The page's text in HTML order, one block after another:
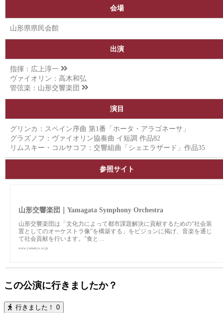
会場
山形県県民会館
出演
指揮： 広上淳一
ヴァイオリン：高木和弘
管弦楽： 山形交響楽団
演目
グリンカ：スペイン序曲 第1番「ホータ・アラゴネーサ」
グラズノフ：ヴァイオリン協奏曲 イ短調 作品82
リムスキー・コルサコフ：交響組曲「シェエラザード」作品35
参照サイト
山形交響楽団｜Yamagata Symphony Orchestra
山形交響楽団は「⽂化⼒によって都市課題解決に貢献するための“社会装
置としてのオーケストラ像”を構築する」をビジョンに掲げ、音楽を通じ
て社会貢献を行います。"食と…
www.yamakyo.or.jp
この公演に行きましたか？
行きました！ 0